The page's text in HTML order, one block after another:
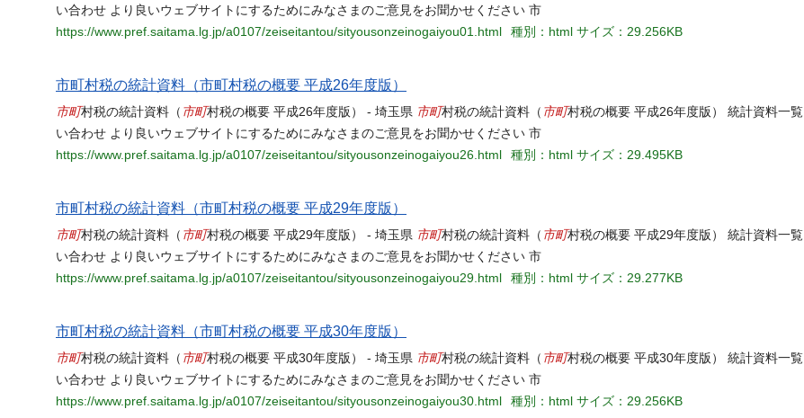
い合わせ より良いウェブサイトにするためにみなさまのご意見をお聞かせください 市
https://www.pref.saitama.lg.jp/a0107/zeiseitantou/sityousonzeinogaiyou01.html
種別：html サイズ：29.256KB
市町村税の統計資料（市町村税の概要 平成26年度版）
市町村税の統計資料（ 市町村税の概要 平成26年度版） - 埼玉県 市町村税の統計資料（ 市町村税の概要 平成26年度版） 統計資料一覧
い合わせ より良いウェブサイトにするためにみなさまのご意見をお聞かせください 市
https://www.pref.saitama.lg.jp/a0107/zeiseitantou/sityousonzeinogaiyou26.html
種別：html サイズ：29.495KB
市町村税の統計資料（市町村税の概要 平成29年度版）
市町村税の統計資料（ 市町村税の概要 平成29年度版） - 埼玉県 市町村税の統計資料（ 市町村税の概要 平成29年度版） 統計資料一覧
い合わせ より良いウェブサイトにするためにみなさまのご意見をお聞かせください 市
https://www.pref.saitama.lg.jp/a0107/zeiseitantou/sityousonzeinogaiyou29.html
種別：html サイズ：29.277KB
市町村税の統計資料（市町村税の概要 平成30年度版）
市町村税の統計資料（ 市町村税の概要 平成30年度版） - 埼玉県 市町村税の統計資料（ 市町村税の概要 平成30年度版） 統計資料一覧
い合わせ より良いウェブサイトにするためにみなさまのご意見をお聞かせください 市
https://www.pref.saitama.lg.jp/a0107/zeiseitantou/sityousonzeinogaiyou30.html
種別：html サイズ：29.256KB